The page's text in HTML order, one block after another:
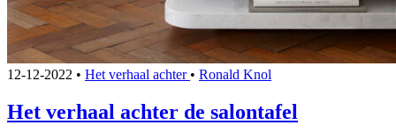
12-12-2022 • Het verhaal achter • Ronald Knol
Het verhaal achter de salontafel